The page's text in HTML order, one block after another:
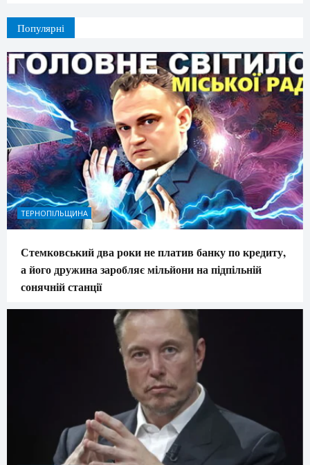
Популярні
ТЕРНОПІЛЬЩИНА
Стемковський два роки не платив банку по кредиту,
а його дружина заробляє мільйони на підпільній
сонячній станції